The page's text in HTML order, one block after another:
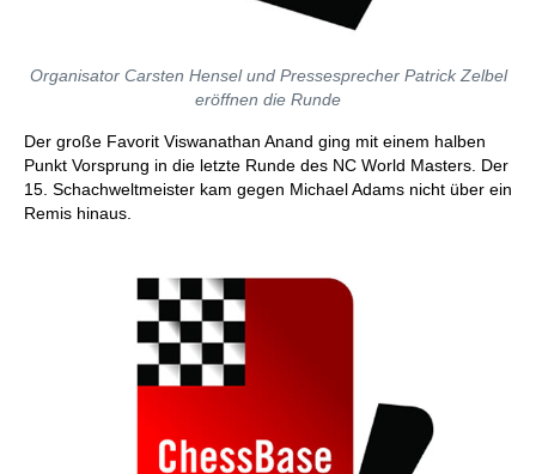
Organisator Carsten Hensel und Pressesprecher Patrick Zelbel
eröffnen die Runde
Der große Favorit Viswanathan Anand ging mit einem halben
Punkt Vorsprung in die letzte Runde des NC World Masters. Der
15. Schachweltmeister kam gegen Michael Adams nicht über ein
Remis hinaus.